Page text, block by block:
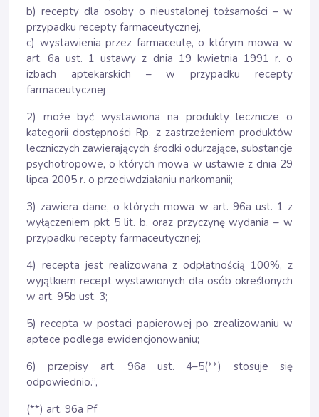
b) recepty dla osoby o nieustalonej tożsamości – w
przypadku recepty farmaceutycznej,
c) wystawienia przez farmaceutę, o którym mowa w
art. 6a ust. 1 ustawy z dnia 19 kwietnia 1991 r. o
izbach aptekarskich – w przypadku recepty
farmaceutycznej
2) może być wystawiona na produkty lecznicze o
kategorii dostępności Rp, z zastrzeżeniem produktów
leczniczych zawierających środki odurzające, substancje
psychotropowe, o których mowa w ustawie z dnia 29
lipca 2005 r. o przeciwdziałaniu narkomanii;
3) zawiera dane, o których mowa w art. 96a ust. 1 z
wyłączeniem pkt 5 lit. b, oraz przyczynę wydania – w
przypadku recepty farmaceutycznej;
4) recepta jest realizowana z odpłatnością 100%, z
wyjątkiem recept wystawionych dla osób określonych
w art. 95b ust. 3;
5) recepta w postaci papierowej po zrealizowaniu w
aptece podlega ewidencjonowaniu;
6) przepisy art. 96a ust. 4–5(**) stosuje się
odpowiednio.”,
(**) art. 96a Pf